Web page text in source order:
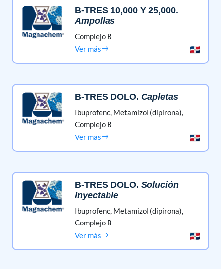
B-TRES 10,000 Y 25,000.
Ampollas
Complejo B
Ver más
B-TRES DOLO. Capletas
Ibuprofeno, Metamizol (dipirona),
Complejo B
Ver más
B-TRES DOLO.Solución
Inyectable
Ibuprofeno, Metamizol (dipirona),
Complejo B
Ver más